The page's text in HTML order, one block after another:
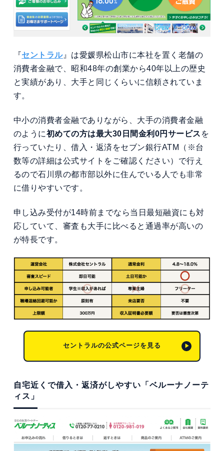
『セントラル』は愛媛県松山市に本社を置く老舗の
消費者金融で、昭和48年の創業から40年以上の歴史
と実績があり、大手と同じくらいに信頼されていま
す。
中小の消費者金融でありながら、大手の消費者金融
のように初めての方は最大30日間金利0円サービス を
行っていたり、借入・返済をセブン銀行ATM（※台
数等の詳細は公式サイトをご確認ください）で行え
るので石川県の都市部以外に住んでいる人でも非常
に借りやすいです。
申し込み受付が14時前までなら当日最短融資にも対
応していて、審査も大手に比べると通過率が高いの
が特長です。
セントラルの公式ページを見る
自宅近くで借入・返済がしやすい「ベルーナノーテ
ィス」